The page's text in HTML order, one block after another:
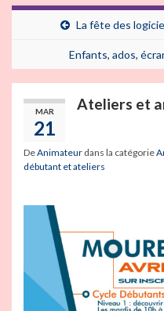
La fête des
Enfants, ados,
MAR
21
Ateliers et
DeAnimateur dans la catégorie
débutant et ateliers